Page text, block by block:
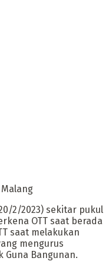
2/2023) sekitar pukul
OTT saat berada
saat melakukan
mengurus
Guna Bangunan.